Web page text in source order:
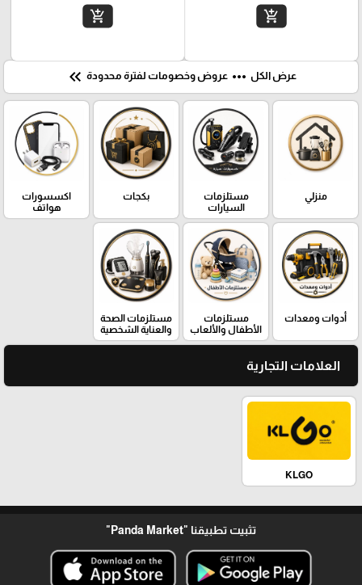
add_shopping_cart
add_shopping_cart
عرض الكل more_horiz عروض وخصومات لفترة محدودة keyboard_double_arrow_left
منزلي
مستلزمات
السيارات
بكجات
اكسسورات
هواتف
أدوات ومعدات
مستلزمات
الأطفال والألعاب
مستلزمات الصحة
والعناية الشخصية
العلامات التجارية
KLGO
تثبيت تطبيقنا "Panda Market"